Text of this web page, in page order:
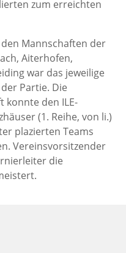
zum erreichten
Mannschaften der
Aiterhofen,
war das jeweilige
Partie. Die
konnte den ILE-
(1. Reihe, von li.)
plazierten Teams
Vereinsvorsitzender
die